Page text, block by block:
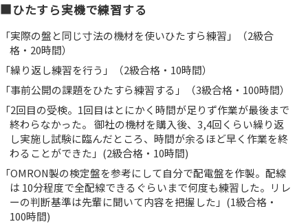
■ひたすら実機で練習する
「実際の盤と同じ寸法の機材を使いひたすら練習」（2級合
格・20時間）
「繰り返し練習を行う」（2級合格・10時間）
「事前公開の課題をひたすら練習する」（3級合格・100時間）
「2回目の受検。1回目はとにかく時間が足りず作業が最後まで
終わらなかった。 御社の機材を購入後、3,4回くらい繰り返
し実施し試験に臨んだところ、時間が余るほど早く作業を終
わることができた」(2級合格・10時間)
「OMRON製の検定盤を参考にして自分で配電盤を作製。配線
は 10分程度で全配線できるぐらいまで何度も練習した。リレ
ーの判断基準は先輩に聞いて内容を把握した」(1級合格・
100時間)